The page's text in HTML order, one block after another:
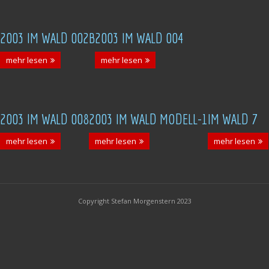
2003 IM WALD 002B
mehr lesen
2003 IM WALD 004
mehr lesen
2003 IM WALD 008
mehr lesen
2003 IM WALD MODELL-1
mehr lesen
IM WALD 7
mehr lesen
Copyright Stefan Morgenstern 2023